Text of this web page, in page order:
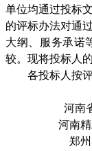
单位均通过投标
的评标办法对通
大纲、服务承诺
较。现将投标人
各投标人按
河南
河南
郑